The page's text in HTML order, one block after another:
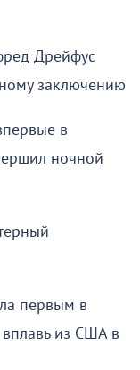
Дрейфус
заключению
в
ночной
первым в
из США в